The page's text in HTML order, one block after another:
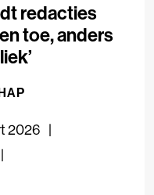
redacties
toe, anders
2026